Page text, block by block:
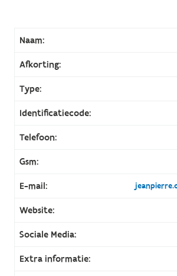
Naam:
Afkorting:
Type:
Identificatiecode:
Telefoon:
Gsm:
E-mail:
Website:
Sociale Media:
Extra informatie: